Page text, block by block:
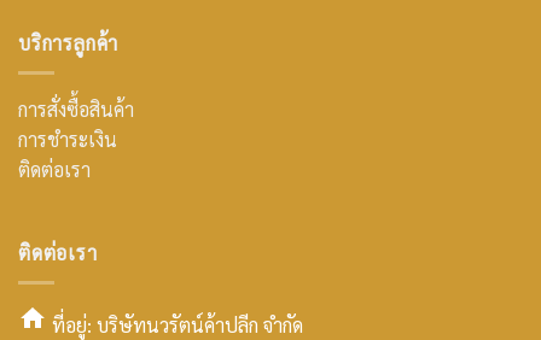
บริการลูกค้า
การสั่งซื้อสินค้า
การชำระเงิน
ติดต่อเรา
ติดต่อเรา
ที่อยู่: บริษัทนวรัตน์ค้าปลีก จำกัด